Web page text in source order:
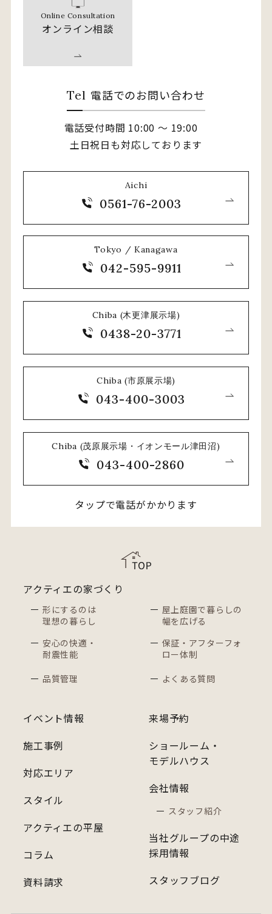
Online Consultation
オンライン相談
Tel 電話でのお問い合わせ
電話受付時間 10:00 〜 19:00
土日祝日も対応しております
Aichi
0561-76-2003
Tokyo / Kanagawa
042-595-9911
Chiba (木更津展示場)
0438-20-3771
Chiba (市原展示場)
043-400-3003
Chiba (茂原展示場・イオンモール津田沼)
043-400-2860
タップで電話がかかります
来場予約
ショールーム・
モデルハウス
会社情報
スタッフ紹介
当社グループの中途
採用情報
スタッフブログ
アクティエの家づくり
形にするのは
理想の暮らし
屋上庭園で暮らしの
幅を広げる
安心の快適・
耐震性能
保証・アフターフォ
ロー体制
品質管理
よくある質問
イベント情報
施工事例
対応エリア
スタイル
アクティエの平屋
コラム
資料請求